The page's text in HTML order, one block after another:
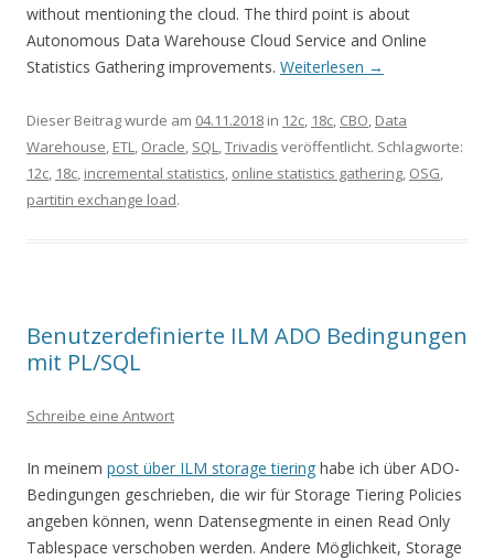
without mentioning the cloud. The third point is about
Autonomous Data Warehouse Cloud Service and Online
Statistics Gathering improvements. Weiterlesen →
Dieser Beitrag wurde am 04.11.2018 in 12c, 18c, CBO, Data
Warehouse, ETL, Oracle, SQL,Trivadis veröffentlicht. Schlagworte:
12c, 18c, incremental statistics, online statistics gathering, OSG,
partitin exchange load.
Benutzerdefinierte ILM ADO Bedingungen
mit PL/SQL
Schreibe eine Antwort
In meinem post über ILM storage tiering habe ich über ADO-
Bedingungen geschrieben, die wir für Storage Tiering Policies
angeben können, wenn Datensegmente in einen Read Only
Tablespace verschoben werden. Andere Möglichkeit, Storage